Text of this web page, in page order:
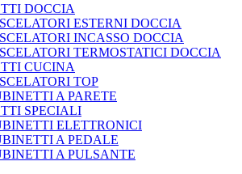
DOCCIA
ESTERNI DOCCIA
INCASSO DOCCIA
TERMOSTATICI DOCCIA
CUCINA
TOP
A PARETE
SPECIALI
ELETTRONICI
A PEDALE
A PULSANTE